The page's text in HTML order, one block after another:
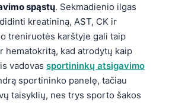
spąstų. Sekmadienio ilgas
kreatininą, AST, CK ir
treniruotės karštyje gali taip
hematokritą, kad atrodytų kaip
vadovas sportininkų atsigavimo
sportininko panelę, tačiau
taisyklių, nes trys sporto šakos